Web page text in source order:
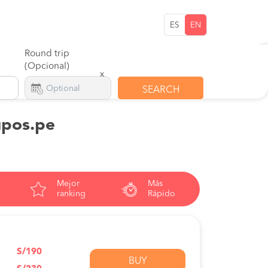
ES EN
Round trip
(Opcional)
x
SEARCH
Mejor
ranking
Más
Rápido
S/190
BUY